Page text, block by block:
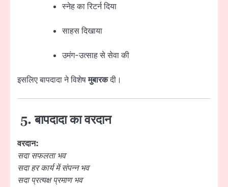
स्नेह का रिटर्न दिया
साहस दिखाया
उमंग-उत्साह से सेवा की
इसलिए बापदादा ने विशेषमुबारकदी।
5. बापदादा का वरदान
वरदान:
सदा सफलता भव
सदा हर कार्य में संपन्न भव
सदा प्रत्यक्ष प्रमाण भव